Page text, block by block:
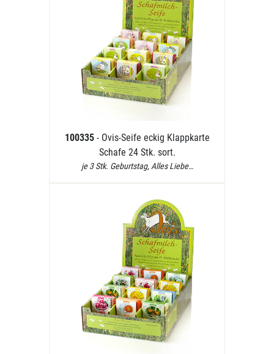
100335 - Ovis-Seife eckig Klappkarte
Schafe 24 Stk. sort.
je 3 Stk. Geburtstag, Alles Liebe…